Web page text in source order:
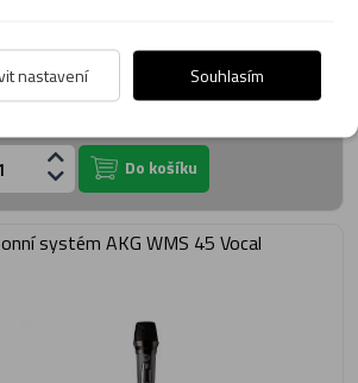
2 409 Kč
Momentálně není skladem
Do košíku
systém AKG WMS 45 Vocal
nastavení Souhlasím